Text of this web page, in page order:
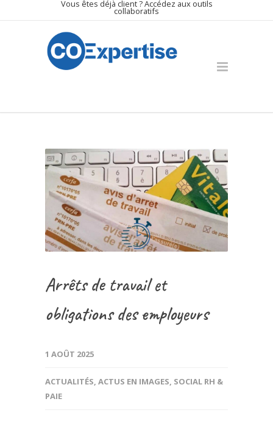
Vous êtes déjà client ? Accédez aux outils
collaboratifs
Arrêts de travail et
obligations des employeurs
1 AOÛT 2025
ACTUALITÉS, ACTUS EN IMAGES, SOCIAL RH &
PAIE
Panneau de gestion des cookies